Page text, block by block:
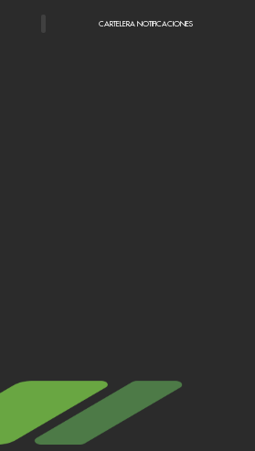
CARTELERA NOTIFICACIONES